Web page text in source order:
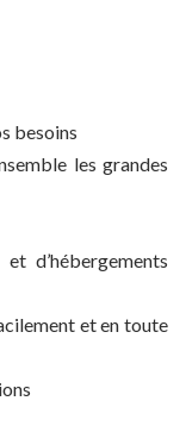
besoins
les grandes
d’hébergements
et en toute